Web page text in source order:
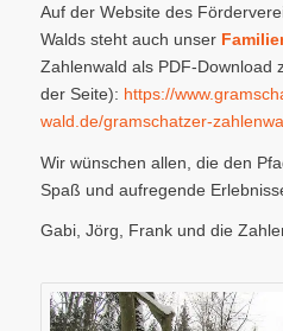
Auf der Website des
Walds steht auch unser
Zahlenwald als PDF-Download
der Seite): https://
wald.de/gramschatzer-
Wir wünschen allen, die den
Spaß und aufregende
Gabi, Jörg, Frank und die